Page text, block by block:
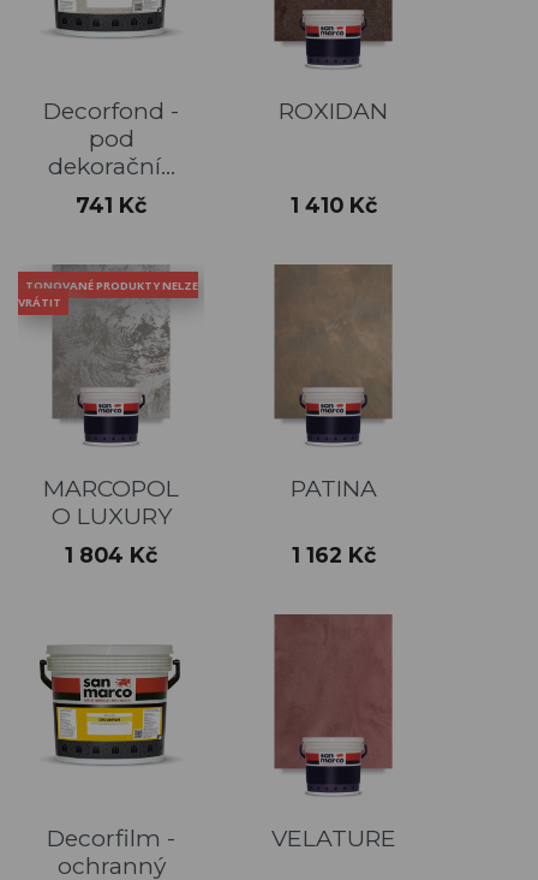
Decorfond -
pod
dekorační...
Cena
741 Kč
ROXIDAN
Cena
1 410 Kč
TONOVANÉ PRODUKTY NELZE
VRÁTIT
MARCOPOL
O LUXURY
Cena
1 804 Kč
PATINA
Cena
1 162 Kč
Decorfilm -
ochranný
VELATURE